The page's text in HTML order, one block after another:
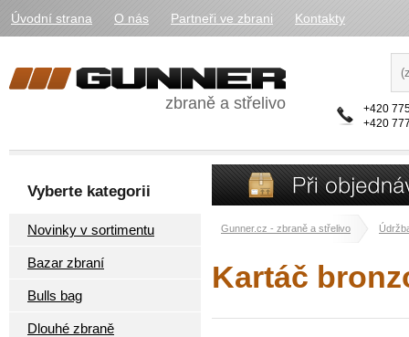
Úvodní strana O nás Partneři ve zbrani Kontakty
zbraně a střelivo
+420
+420
Vyberte kategorii
Novinky v sortimentu
Bazar zbraní
Bulls bag
Dlouhé zbraně
Gunner.cz - zbraně a střelivo
Kartáč